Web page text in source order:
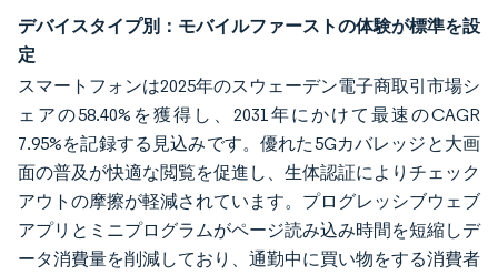
デバイスタイプ別：モバイルファーストの体験が標準を設
定
スマートフォンは2025年のスウェーデン電子商取引市場シ
ェアの58.40%を獲得し、2031年にかけて最速のCAGR
7.95%を記録する見込みです。優れた5Gカバレッジと大画
面の普及が快適な閲覧を促進し、生体認証によりチェック
アウトの摩擦が軽減されています。プログレッシブウェブ
アプリとミニプログラムがページ読み込み時間を短縮しデ
ータ消費量を削減しており、通勤中に買い物をする消費者